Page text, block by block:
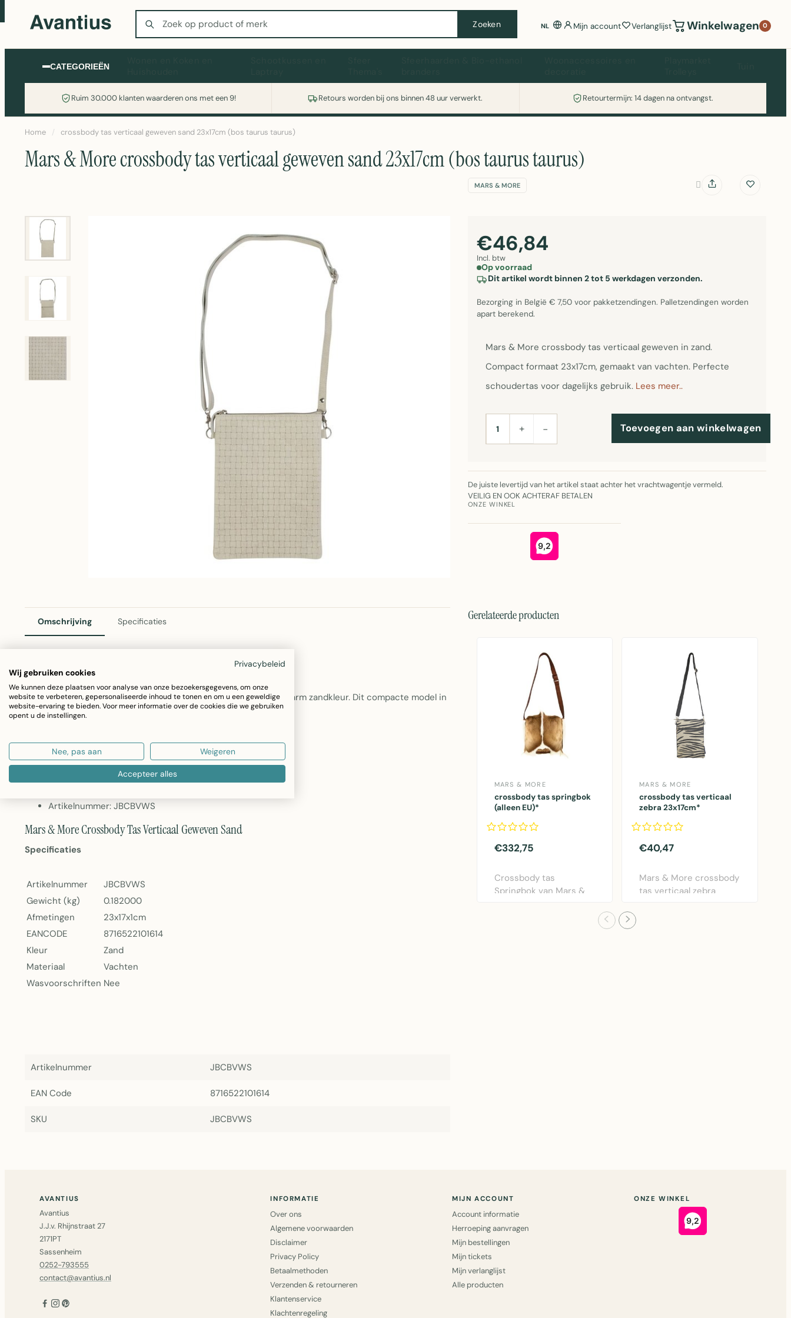
Zoeken
Zoeken NL Mijn account Verlanglijst Winkelwagen 0
CATEGORIEËN
Ruim 30.000 klanten waarderen ons met een 9! Retours worden bij ons binnen 48 uur verwerkt. Retourtermijn: 14 dagen na ontvangst.
Wasmachine of koelkast nodig? Vergelijk alle prijzen op Witgoedaanbod.nl
Home / crossbody tas verticaal geweven sand 23x17cm (bos taurus taurus)
Mars & More crossbody tas verticaal geweven sand 23x17cm (bos taurus taurus)
MARS & MORE
€46,84
Incl. btw
Op voorraad
Dit artikel wordt binnen 2 tot 5 werkdagen verzonden.
Bezorging in België € 7,50 voor pakketzendingen. Palletzendingen worden
apart berekend.
Mars & More crossbody tas verticaal geweven in zand.
Compact formaat 23x17cm, gemaakt van vachten. Perfecte
schoudertas voor dagelijks gebruik. Lees meer..
AANTAL+ − Toevoegen aan winkelwagen
De juiste levertijd van het artikel staat achter het vrachtwagentje vermeld.
VEILIG EN OOK ACHTERAF BETALEN
ONZE WINKEL
Omschrijving Specificaties
Mars & More Crossbody Tas Verticaal Geweven Sand
Stijlvolle crossbody tas met verticaal geweven vachten in een warm zandkleur. Dit compacte model in
formaat 23x17cm is ideaal als schoudertas voor dagelijks gebruik.
Afmetingen: 23 x 17 x 1 cm
Kleur: Zand
Materiaal: Vachten
Artikelnummer: JBCBVWS
Mars & More Crossbody Tas Verticaal Geweven Sand
Specificaties
Artikelnummer
JBCBVWS
Gewicht (kg)
0.182000
Afmetingen
23x17x1cm
EANCODE
8716522101614
Kleur
Zand
Materiaal
Vachten
Wasvoorschriften Nee
Artikelnummer JBCBVWS
EAN Code 8716522101614
SKU JBCBVWS
Gerelateerde producten
MARS & MORE
crossbody tas springbok
(alleen EU)*
€332,75
Crossbody tas
Springbok van Mars &
MARS & MORE
crossbody tas verticaal
zebra 23x17cm*
€40,47
Mars & More crossbody
tas verticaal zebra
AVANTIUS
Avantius
J.J.v. Rhijnstraat 27
2171PT
Sassenheim
0252-793555
contact@avantius.nl
INFORMATIE
Over ons
Algemene voorwaarden
Disclaimer
Privacy Policy
Betaalmethoden
Verzenden & retourneren
Klantenservice
Klachtenregeling
MIJN ACCOUNT
Account informatie
Herroeping aanvragen
Mijn bestellingen
Mijn tickets
Mijn verlanglijst
Alle producten
ONZE WINKEL
Privacybeleid
Wij gebruiken cookies
We kunnen deze plaatsen voor analyse van onze bezoekersgegevens, om onze
website te verbeteren, gepersonaliseerde inhoud te tonen en om u een geweldige
website-ervaring te bieden. Voor meer informatie over de cookies die we gebruiken
opent u de instellingen.
Nee, pas aan Weigeren
Accepteer alles